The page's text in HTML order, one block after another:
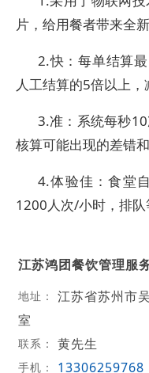
片，给用餐者带来全
2.快：每单结算
人工结算的5倍以上，
3.准：系统每秒
核算可能出现的差错
4.体验佳：食堂
1200人次/小时，排队
江苏鸿团餐饮管理服
地址：
江苏省苏州市
室
联系： 黄先生
手机： 13306259768